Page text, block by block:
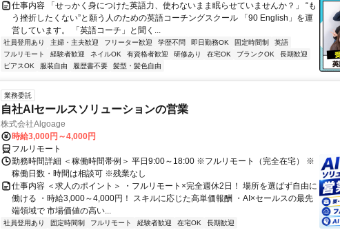
仕事内容 「せっかく身につけた英語力、使わないまま眠らせていませんか？」 “も
う挫折したくない”と願う人のための英語コーチングスクール 「90 English」を運
営しています。 「英語コーチ」と聞く...
社員登用あり 主婦・主夫歓迎 フリーター歓迎 学歴不問 即日勤務OK 固定時間制
英語
フルリモート
経験者歓迎 ネイルOK 有資格者歓迎 研修あり 在宅OK ブランクOK
長期歓迎
ピアスOK
服装自由 履歴書不要 髪型・髪色自由
業務委託
自社AIセールスソリューションの営業
株式会社Algoage
時給3,000円～4,000円
フルリモート
勤務時間詳細 ＜稼働時間帯例＞ 平日9:00～18:00 ※フルリモート（完全在宅） ※
稼働日数・時間は相談可 ※残業なし
仕事内容 ＜求人のポイント＞ ・フルリモート×完全週休2日！ 場所を選ばず自由に
働ける ・時給3,000～4,000円！ スキルに応じた高単価報酬 ・AI×セールスの最先
端領域で 市場価値の高い...
社員登用あり 固定時間制 フルリモート 経験者歓迎 在宅OK 長期歓迎